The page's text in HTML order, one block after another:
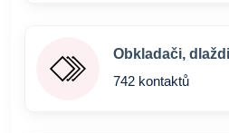
Obkladači,
742 kontaktů